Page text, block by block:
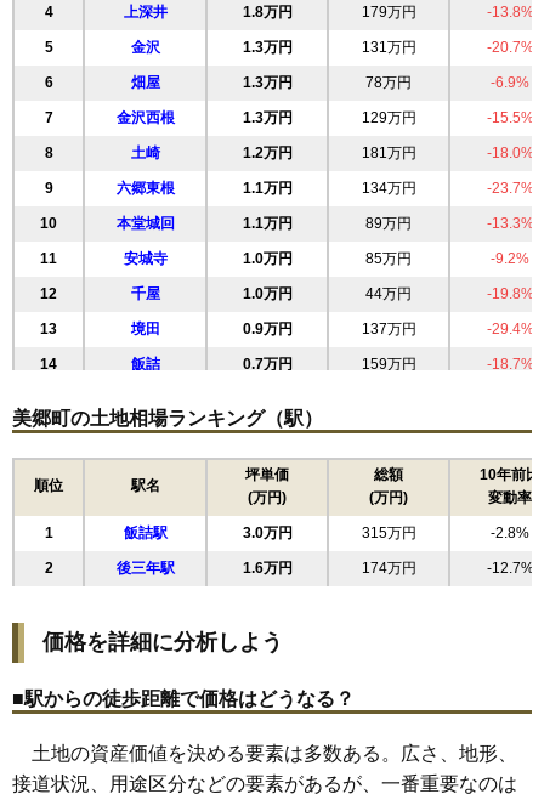
4 上深井 1.8万円 179万円 -13.8%
5 金沢 1.3万円 131万円 -20.7%
6 畑屋 1.3万円 78万円 -6.9%
7 金沢西根 1.3万円 129万円 -15.5%
8 土崎 1.2万円 181万円 -18.0%
9 六郷東根 1.1万円 134万円 -23.7%
10 本堂城回 1.1万円 89万円 -13.3%
11 安城寺 1.0万円 85万円 -9.2%
12 千屋 1.0万円 44万円 -19.8%
13 境田 0.9万円 137万円 -29.4%
14 飯詰 0.7万円 159万円 -18.7%
美郷町の土地相場ランキング（駅）
順位 駅名
坪単価
(万円)
総額
(万円)
10年前比
変動率
1 飯詰駅 3.0万円 315万円 -2.8%
2 後三年駅 1.6万円 174万円 -12.7%
価格を詳細に分析しよう
■駅からの徒歩距離で価格はどうなる？
土地の資産価値を決める要素は多数ある。広さ、地形、
接道状況、用途区分などの要素があるが、一番重要なのは